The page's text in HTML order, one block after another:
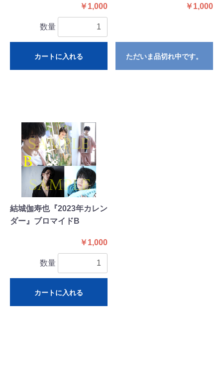
￥1,000
数量
カートに入れる
￥1,000
ただいま品切れ中です。
結城伽寿也『2023年カレン
ダー』ブロマイドB
￥1,000
数量
カートに入れる